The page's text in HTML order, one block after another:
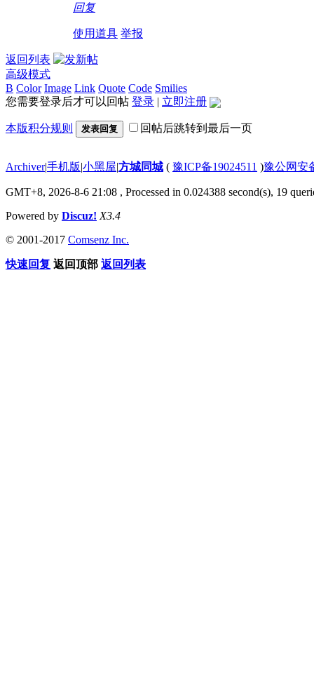
回复
使用道具 举报
返回列表
高级模式
B Color Image Link Quote Code Smilies
您需要登录后才可以回帖 登录 | 立即注册
本版积分规则 发表回复 回帖后跳转到最后一页
Archiver|手机版|小黑屋|方城同城 ( 豫ICP备19024511 )豫公网安
GMT+8, 2026-8-6 21:08 , Processed in 0.024388 second(s), 19
Powered by Discuz! X3.4
© 2001-2017 Comsenz Inc.
快速回复 返回顶部 返回列表